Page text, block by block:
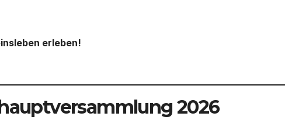
erleben!
2026